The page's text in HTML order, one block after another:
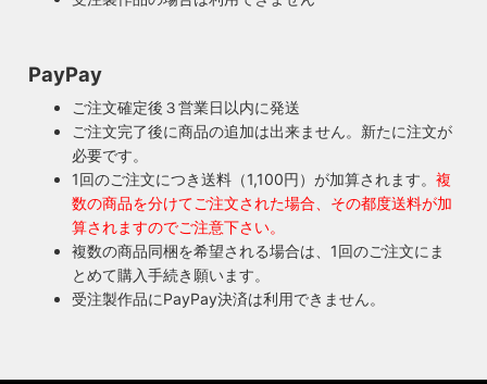
PayPay
ご注文確定後３営業日以内に発送
ご注文完了後に商品の追加は出来ません。新たに注文が
必要です。
1回のご注文につき送料（1,100円）が加算されます。 複
数の商品を分けてご注文された場合、その都度送料が加
算されますのでご注意下さい。
複数の商品同梱を希望される場合は、1回のご注文にま
とめて購入手続き願います。
受注製作品にPayPay決済は利用できません。